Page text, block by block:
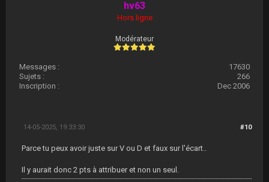
hv63
Hors ligne
Modérateur
Messages :
17630
Sujets :
266
Inscription :
Dec 2006
#10
14-05-2025, 19:33:30
Parce tu peux avoir juste sur V ou D et faux sur l'écart..
Il y aurait donc 2 pts à attribuer et non un seul.